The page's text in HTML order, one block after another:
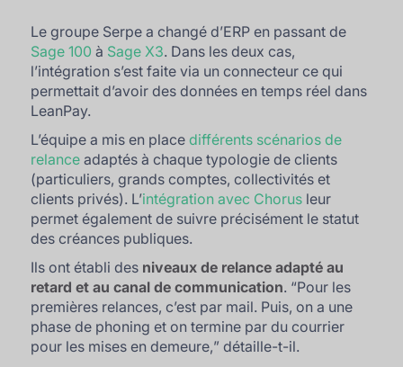
Le groupe Serpe a changé d’ERP en passant de
Sage 100 à Sage X3. Dans les deux cas,
l’intégration s’est faite via un connecteur ce qui
permettait d’avoir des données en temps réel dans
LeanPay.
L’équipe a mis en place différents scénarios de
relanceadaptés à chaque typologie de clients
(particuliers, grands comptes, collectivités et
clients privés). L’intégration avec Chorusleur
permet également de suivre précisément le statut
des créances publiques.
Ils ont établi des niveaux de relance adapté au
retard et au canal de communication. “Pour les
premières relances, c’est par mail. Puis, on a une
phase de phoning et on termine par du courrier
pour les mises en demeure,” détaille-t-il.